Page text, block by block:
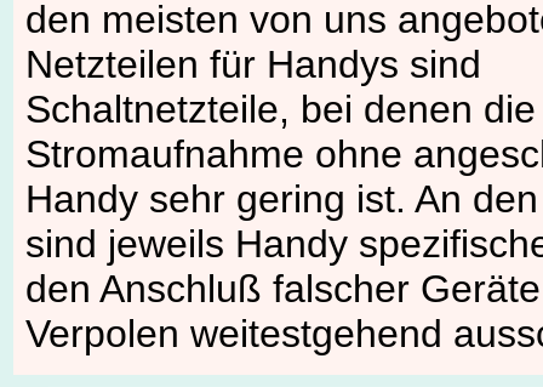
den meisten von uns
Netzteilen für Handys sind
Schaltnetzteile, bei denen die
Stromaufnahme ohne
Handy sehr gering ist. An
sind jeweils Handy
den Anschluß falscher
Verpolen weitestgehend